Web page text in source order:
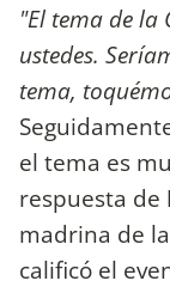
"El tema de la
ustedes.
tema,
el tema es
respuesta de
madrina de
calificó el